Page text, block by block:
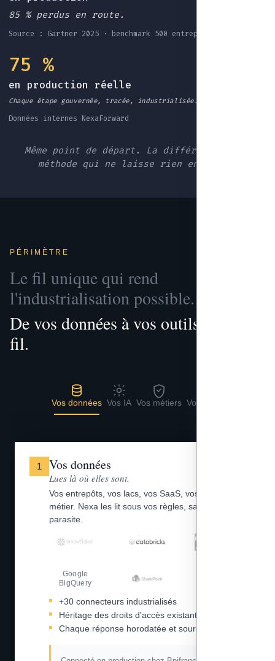
85 % perdus en route.
Source : Gartner 2025 · benchmark 500 entreprises EU
75 %
en production réelle
Chaque étape gouvernée, tracée, industrialisée.
Données internes NexaForward
Même point de départ. La différence : une
méthode qui ne laisse rien en route.
PÉRIMÈTRE
Le fil unique qui rend
l'industrialisation possible.
De vos données à vos outils, un seul
fil.
Vos données Vos IA Vos métiers Vos outils
1 Vos données
Lues là où elles sont.
Vos entrepôts, vos lacs, vos SaaS, vos fichiers
métier. Nexa les lit sous vos règles, sans copie
parasite.
Google
BigQuery
+30 connecteurs industrialisés
Héritage des droits d'accès existants
Chaque réponse horodatée et sourcée